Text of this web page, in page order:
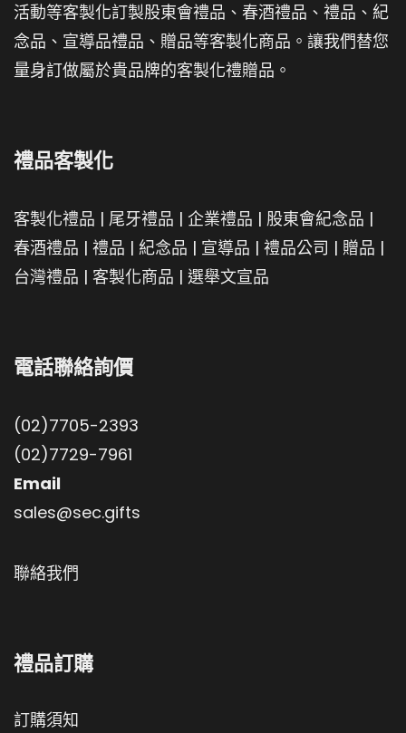
活動等客製化訂製股東會禮品、春酒禮品、禮品、紀
念品、宣導品禮品、贈品等客製化商品。讓我們替您
量身訂做屬於貴品牌的客製化禮贈品。
禮品客製化
客製化禮品 | 尾牙禮品 | 企業禮品 | 股東會紀念品 |
春酒禮品 | 禮品 | 紀念品 | 宣導品 | 禮品公司 | 贈品 |
台灣禮品 | 客製化商品 | 選舉文宣品
電話聯絡詢價
(02)7705-2393
(02)7729-7961
Email
sales@sec.gifts
聯絡我們
禮品訂購
訂購須知